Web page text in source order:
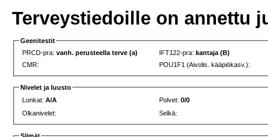
Terveystiedoille on annettu
Geenitestit
PRCD-pra:vanh. perusteella terve (a) IFT122-pra: kantaja (B)
CMR:
POU1F1 (Aivolis. kääpiökasv.):
Nivelet ja luusto
Lonkat:A/A Polvet:0/0
Olkanivelet:
Selkä: